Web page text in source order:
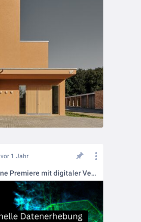
vor 1 Jahr
🤩🔝 Gelungene Premiere mit digitaler Vermessung